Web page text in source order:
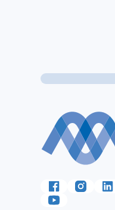
Volg ons
Facebook
YouTube